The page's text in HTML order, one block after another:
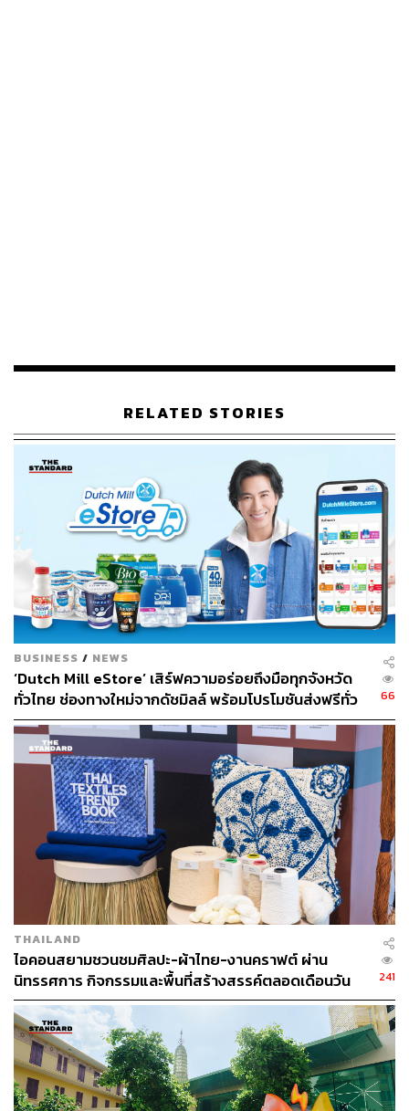
จินตนาการได้ว่ามีการเปลี่ยนผ่านอะไรเกิดขึ้นในแต่ละยุค
สมัยบ้าง
ศ.นพ.อภิชาติ​ อัศวมงคล​กุล​
ในฐานะคณบดีคณะ​
แพทยศาสตร์​ศิริราช​พยาบาลในวันนี้ เป็นหนึ่งในบุคลากรที่ได้
เห็นการเปลี่ยนผ่านของศิริราชมากว่า 4 ทศวรรษ นับตั้งแต่วัน
ที่ก้าวเข้าสู่รั้วศิริราชในฐานะนักศึกษาแพทย์
RELATED STORIES
BUSINESS / NEWS
‘Dutch Mill eStore’ เสิร์ฟความอร่อยถึงมือทุกจังหวัด
ทั่วไทย ช่องทางใหม่จากดัชมิลล์ พร้อมโปรโมชันส่งฟรีทั่ว
ประเทศ ส่งไว สั่งก่อนเที่ยง ได้ของวันถัดไป ส่งสินค้าแบบ
เย็นตรงจากโรงงาน [ADVERTORIAL]
66
THAILAND
ไอคอนสยามชวนชมศิลปะ-ผ้าไทย-งานคราฟต์ ผ่าน
นิทรรศการ กิจกรรมและพื้นที่สร้างสรรค์ตลอดเดือนวัน
แม่ [ADVERTORIAL]
241